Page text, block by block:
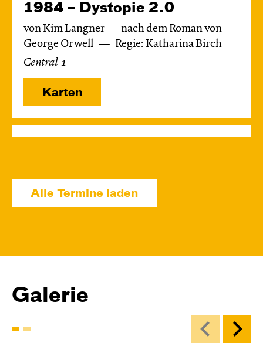
1984 – Dystopie 2.0
von Kim Langner — nach dem Roman von
George Orwell
Regie: Katharina Birch
Central 1
Karten
1984 – Dystopie 2.0
von Kim Langner — nach dem Roman von
Mi, 21.10. / 10:00 – 11:00
Alle Termine laden
Galerie